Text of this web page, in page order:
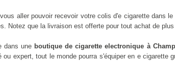
aller pouvoir recevoir votre colis d'e cigarette dans le
Notez que la livraison est offerte pour tout achat de
dans une boutique de cigarette electronique à
ou expert, tout le monde pourra s'équiper en e cigarette